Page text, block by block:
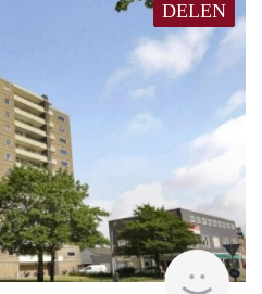
DELEN
rent